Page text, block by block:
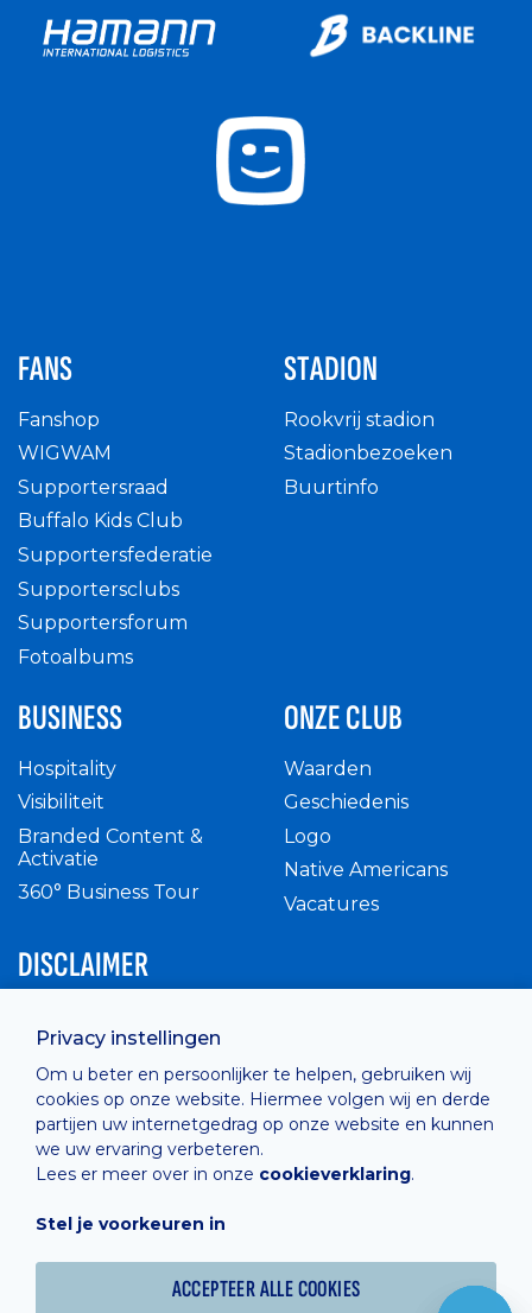
Privacy instellingen
Om u beter en persoonlijker te helpen, gebruiken wij
cookies op onze website. Hiermee volgen wij en derde
partijen uw internetgedrag op onze website en kunnen
we uw ervaring verbeteren.
Lees er meer over in onze cookieverklaring.
Stel je voorkeuren in
ACCEPTEER ALLE COOKIES
FANS
Fanshop
WIGWAM
Supportersraad
Buffalo Kids Club
Supportersfederatie
Supportersclubs
Supportersforum
Fotoalbums
STADION
Rookvrij stadion
Stadionbezoeken
Buurtinfo
BUSINESS
Hospitality
Visibiliteit
Branded Content &
Activatie
360° Business Tour
ONZE CLUB
Waarden
Geschiedenis
Logo
Native Americans
Vacatures
DISCLAIMER
Privacy Policy
Cashless
verkoopsvoorwaarden
Cookie Policy
Hosted by Combell